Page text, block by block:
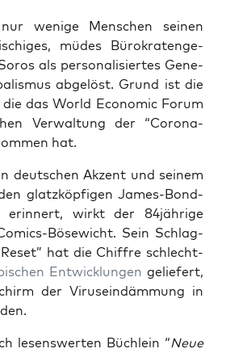
weni­ge Men­schen sei­nen
müdes Büro­kra­ten­ge­
als per­so­na­li­sier­tes Gene­
abge­löst. Grund ist die
das World Eco­no­mic Forum
Ver­wal­tung der “Coro­na-
hat.
deut­schen Akzent und sei­nem
glatz­köp­fi­gen James-Bond-
erin­nert, wirkt der 84jährige
Böse­wicht. Sein Schlag­
hat die Chif­fre schlecht­
Ent­wick­lun­gen gelie­fert,
der Virus­ein­däm­mung in
lesens­wer­ten Büch­lein “Neue